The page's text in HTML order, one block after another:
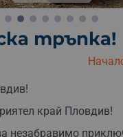
тръпка!
край Пловдив!
незабравимо
Безплатна